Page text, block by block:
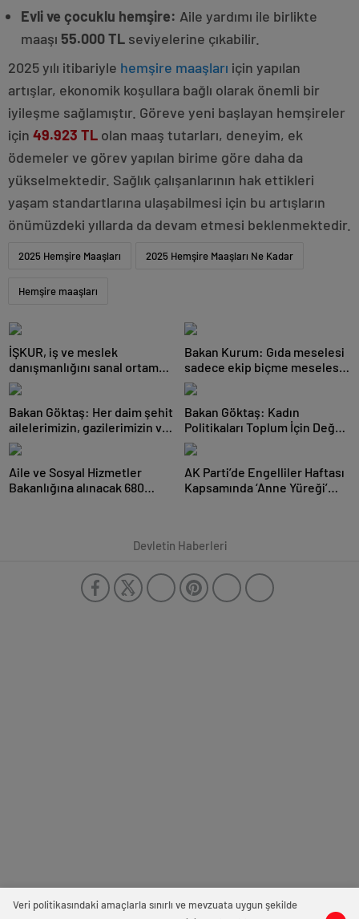
Evli ve çocuklu hemşire: Aile yardımı ile birlikte
maaşı 55.000 TL seviyelerine çıkabilir.
2025 yılı itibariyle hemşire maaşları için yapılan
artışlar, ekonomik koşullara bağlı olarak önemli bir
iyileşme sağlamıştır. Göreve yeni başlayan hemşireler
için 49.923 TL olan maaş tutarları, deneyim, ek
ödemeler ve görev yapılan birime göre daha da
yükselmektedir. Sağlık çalışanlarının hak ettikleri
yaşam standartlarına ulaşabilmesi için bu artışların
önümüzdeki yıllarda da devam etmesi beklenmektedir.
2025 Hemşire Maaşları 2025 Hemşire Maaşları Ne Kadar
Hemşire maaşları
İŞKUR, iş ve meslek
danışmanlığını sanal ortama
taşıyor
Bakan Kurum: Gıda meselesi
sadece ekip biçme meselesi
değil, aile bütçesi,
Bakan Göktaş: Her daim şehit
ailelerimizin, gazilerimizin ve
terörden etkil
Bakan Göktaş: Kadın
Politikaları Toplum İçin Değer
Üretiyor
Aile ve Sosyal Hizmetler
Bakanlığına alınacak 680
AK Parti’de Engelliler Haftası
Kapsamında ‘Anne Yüreği’
Devletin Haberleri
Veri politikasındaki amaçlarla sınırlı ve mevzuata uygun şekilde